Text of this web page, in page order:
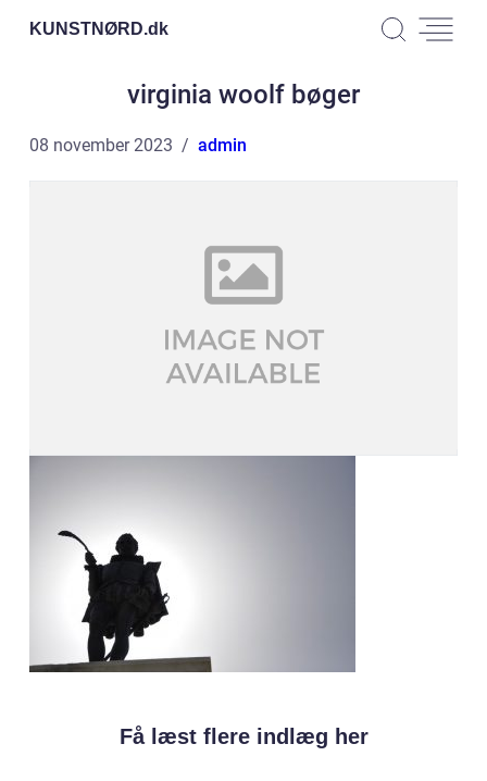
KUNSTNØRD.dk
virginia woolf bøger
08 november 2023 admin
Få læst flere indlæg her